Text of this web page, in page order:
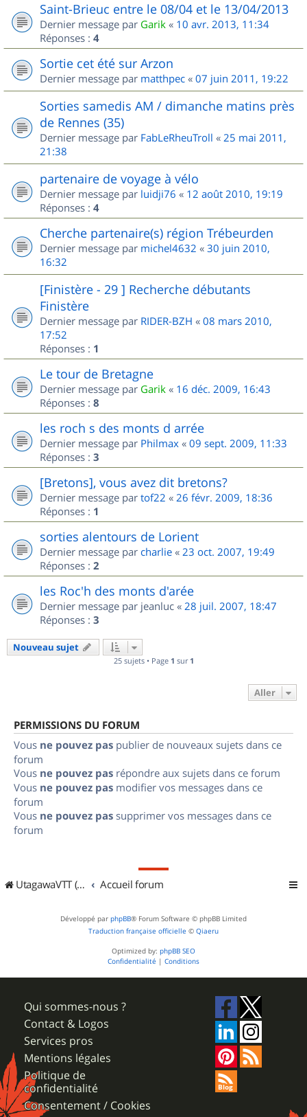
Saint-Brieuc entre le 08/04 et le 13/04/2013
Dernier message par Garik « 10 avr. 2013, 11:34
Réponses : 4
Sortie cet été sur Arzon
Dernier message par matthpec « 07 juin 2011, 19:22
Sorties samedis AM / dimanche matins près
de Rennes (35)
Dernier message par FabLeRheuTroll « 25 mai 2011,
21:38
partenaire de voyage à vélo
Dernier message par luidji76 « 12 août 2010, 19:19
Réponses : 4
Cherche partenaire(s) région Trébeurden
Dernier message par michel4632 « 30 juin 2010,
16:32
[Finistère - 29 ] Recherche débutants
Finistère
Dernier message par RIDER-BZH « 08 mars 2010,
17:52
Réponses : 1
Le tour de Bretagne
Dernier message par Garik « 16 déc. 2009, 16:43
Réponses : 8
les roch s des monts d arrée
Dernier message par Philmax « 09 sept. 2009, 11:33
Réponses : 3
[Bretons], vous avez dit bretons?
Dernier message par tof22 « 26 févr. 2009, 18:36
Réponses : 1
sorties alentours de Lorient
Dernier message par charlie « 23 oct. 2007, 19:49
Réponses : 2
les Roc'h des monts d'arée
Dernier message par jeanluc « 28 juil. 2007, 18:47
Réponses : 3
Nouveau sujet
25 sujets • Page 1 sur 1
Aller
PERMISSIONS DU FORUM
Vous ne pouvez pas publier de nouveaux sujets dans ce
forum
Vous ne pouvez pas répondre aux sujets dans ce forum
Vous ne pouvez pas modifier vos messages dans ce
forum
Vous ne pouvez pas supprimer vos messages dans ce
forum
UtagawaVTT (Randos VTT et VTTAE avec traces GPS) Accueil forum
Développé par phpBB® Forum Software © phpBB Limited
Traduction française officielle © Qiaeru
Optimized by: phpBB SEO
Confidentialité | Conditions
Qui sommes-nous ?
Contact & Logos
Services pros
Mentions légales
Politique de
confidentialité
Consentement / Cookies